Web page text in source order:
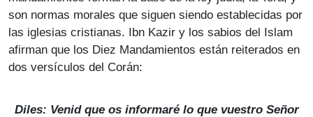
son normas morales que siguen siendo establecidas por
las iglesias cristianas. Ibn Kazir y los sabios del Islam
afirman que los Diez Mandamientos están reiterados en
dos versículos del Corán:
Diles: Venid que os informaré lo que vuestro Señor